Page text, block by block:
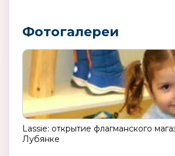
Фотогалереи
Lassie: открытие флагманского
Лубянке